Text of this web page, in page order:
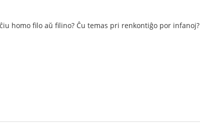
homo filo aŭ filino? Ĉu temas pri renkontiĝo por infanoj?